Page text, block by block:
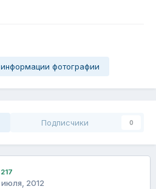
фотографии
Подписчики 0
217
июля, 2012